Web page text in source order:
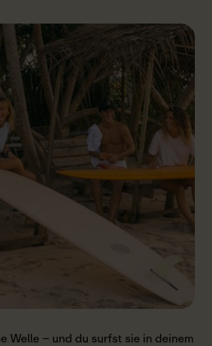
Welle – und du surfst sie in deinem